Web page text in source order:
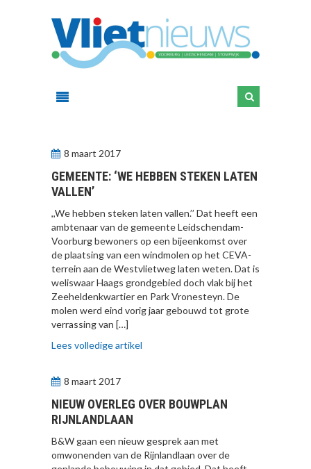
8 maart 2017
GEMEENTE: ‘WE HEBBEN STEKEN LATEN
VALLEN’
,,We hebben steken laten vallen.’’ Dat heeft een
ambtenaar van de gemeente Leidschendam-
Voorburg bewoners op een bijeenkomst over
de plaatsing van een windmolen op het CEVA-
terrein aan de Westvlietweg laten weten. Dat is
weliswaar Haags grondgebied doch vlak bij het
Zeeheldenkwartier en Park Vronesteyn. De
molen werd eind vorig jaar gebouwd tot grote
verrassing van […]
Lees volledige artikel
8 maart 2017
NIEUW OVERLEG OVER BOUWPLAN
RIJNLANDLAAN
B&W gaan een nieuw gesprek aan met
omwonenden van de Rijnlandlaan over de